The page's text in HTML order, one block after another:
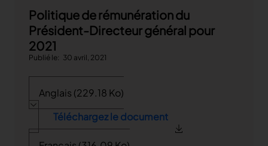
Politique de rémunération du
Président-Directeur général pour
2021
Publié le 30 avril, 2021
Anglais (229.18 Ko)
Téléchargez le document